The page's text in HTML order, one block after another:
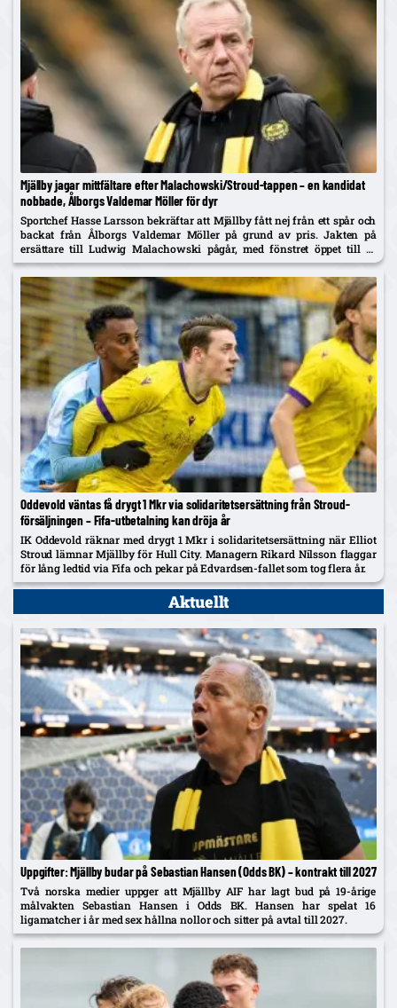
Mjällby jagar mittfältare efter Malachowski/Stroud-tappen – en kandidat
nobbade, Ålborgs Valdemar Möller för dyr
Sportchef Hasse Larsson bekräftar att Mjällby fått nej från ett spår och
backat från Ålborgs Valdemar Möller på grund av pris. Jakten på
ersättare till Ludwig Malachowski pågår, med fönstret öppet till 31
augusti.
Oddevold väntas få drygt 1 Mkr via solidaritetsersättning från Stroud-
försäljningen – Fifa-utbetalning kan dröja år
IK Oddevold räknar med drygt 1 Mkr i solidaritetsersättning när Elliot
Stroud lämnar Mjällby för Hull City. Managern Rikard Nilsson flaggar
för lång ledtid via Fifa och pekar på Edvardsen-fallet som tog flera år.
Aktuellt
Uppgifter: Mjällby budar på Sebastian Hansen (Odds BK) – kontrakt till 2027
Två norska medier uppger att Mjällby AIF har lagt bud på 19-årige
målvakten Sebastian Hansen i Odds BK. Hansen har spelat 16
ligamatcher i år med sex hållna nollor och sitter på avtal till 2027.